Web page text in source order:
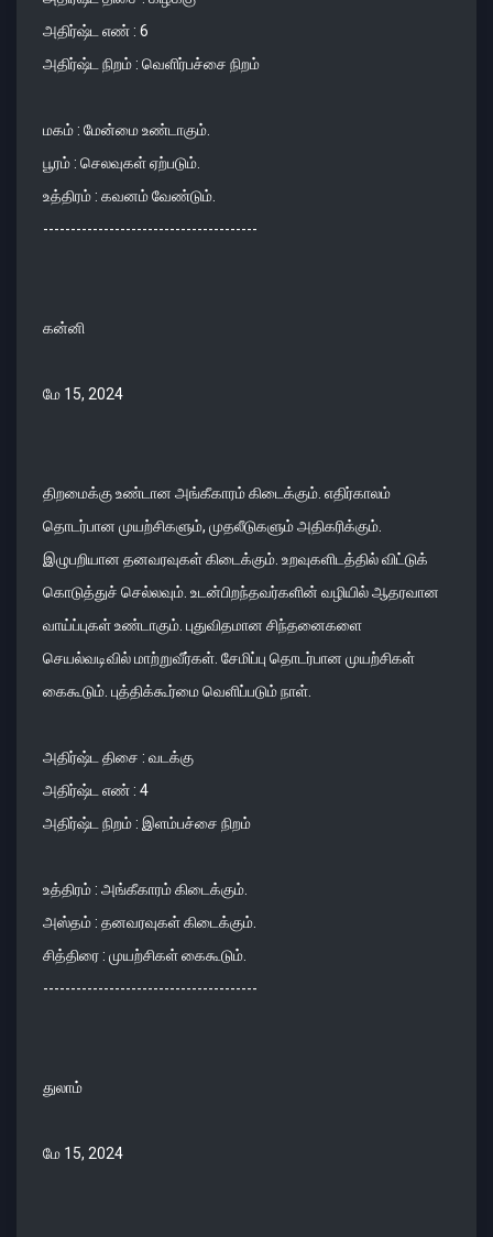
அதிர்ஷ்ட எண் : 6
அதிர்ஷ்ட நிறம் : வெளிர்பச்சை நிறம்
மகம் : மேன்மை உண்டாகும்.
பூரம் : செலவுகள் ஏற்படும்.
உத்திரம் : கவனம் வேண்டும்.
---------------------------------------
கன்னி
மே 15, 2024
திறமைக்கு உண்டான அங்கீகாரம் கிடைக்கும். எதிர்காலம்
தொடர்பான முயற்சிகளும், முதலீடுகளும் அதிகரிக்கும்.
இழுபறியான தனவரவுகள் கிடைக்கும். உறவுகளிடத்தில் விட்டுக்
கொடுத்துச் செல்லவும். உடன்பிறந்தவர்களின் வழியில் ஆதரவான
வாய்ப்புகள் உண்டாகும். புதுவிதமான சிந்தனைகளை
செயல்வடிவில் மாற்றுவீர்கள். சேமிப்பு தொடர்பான முயற்சிகள்
கைகூடும். புத்திக்கூர்மை வெளிப்படும் நாள்.
அதிர்ஷ்ட திசை : வடக்கு
அதிர்ஷ்ட எண் : 4
அதிர்ஷ்ட நிறம் : இளம்பச்சை நிறம்
உத்திரம் : அங்கீகாரம் கிடைக்கும்.
அஸ்தம் : தனவரவுகள் கிடைக்கும்.
சித்திரை : முயற்சிகள் கைகூடும்.
---------------------------------------
துலாம்
மே 15, 2024